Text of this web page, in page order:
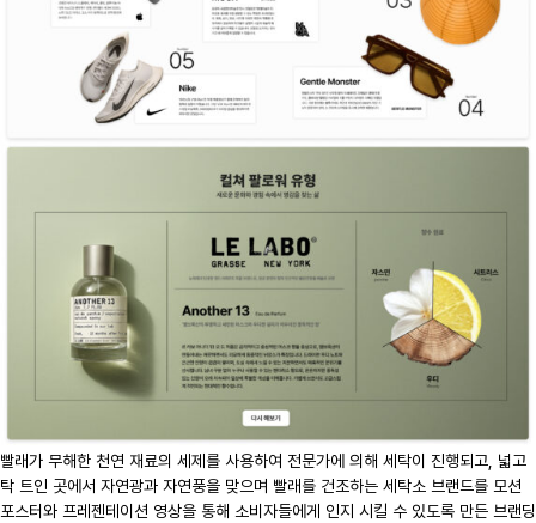
빨래가 무해한 천연 재료의 세제를 사용하여 전문가에 의해 세탁이 진행되고, 넓고
탁 트인 곳에서 자연광과 자연풍을 맞으며 빨래를 건조하는 세탁소 브랜드를 모션
포스터와 프레젠테이션 영상을 통해 소비자들에게 인지 시킬 수 있도록 만든 브랜딩